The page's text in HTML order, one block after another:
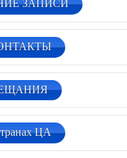
ЗАПИСИ
ЦА